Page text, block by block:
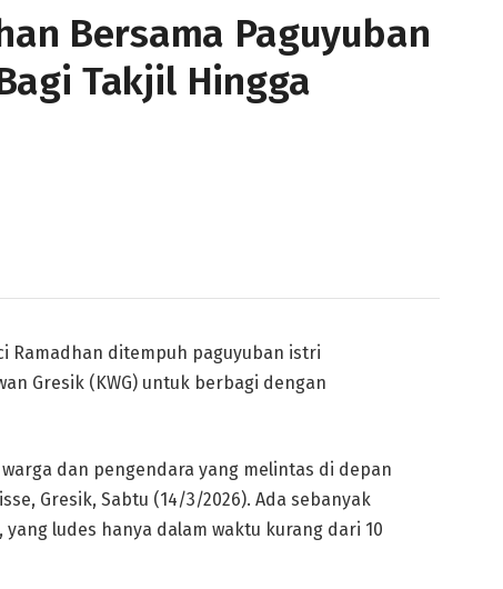
Bersama Paguyuban
Takjil Hingga
Ramadhan ditempuh paguyuban istri
Gresik (KWG) untuk berbagi dengan
dan pengendara yang melintas di depan
Gresik, Sabtu (14/3/2026). Ada sebanyak
ludes hanya dalam waktu kurang dari 10